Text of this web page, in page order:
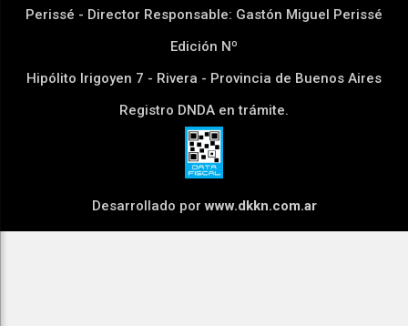
Perissé - Director Responsable: Gastón Miguel Perissé
Edición Nº
Hipólito Irigoyen 7 - Rivera - Provincia de Buenos Aires
Registro DNDA en trámite.
Desarrollado porwww.dkkn.com.ar